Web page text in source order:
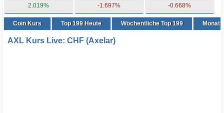
2.019% -1.697% -0.668%
Coin Kurs Top199Heute Wöchentliche Top 199
AXL Kurs Live: CHF (Axelar)